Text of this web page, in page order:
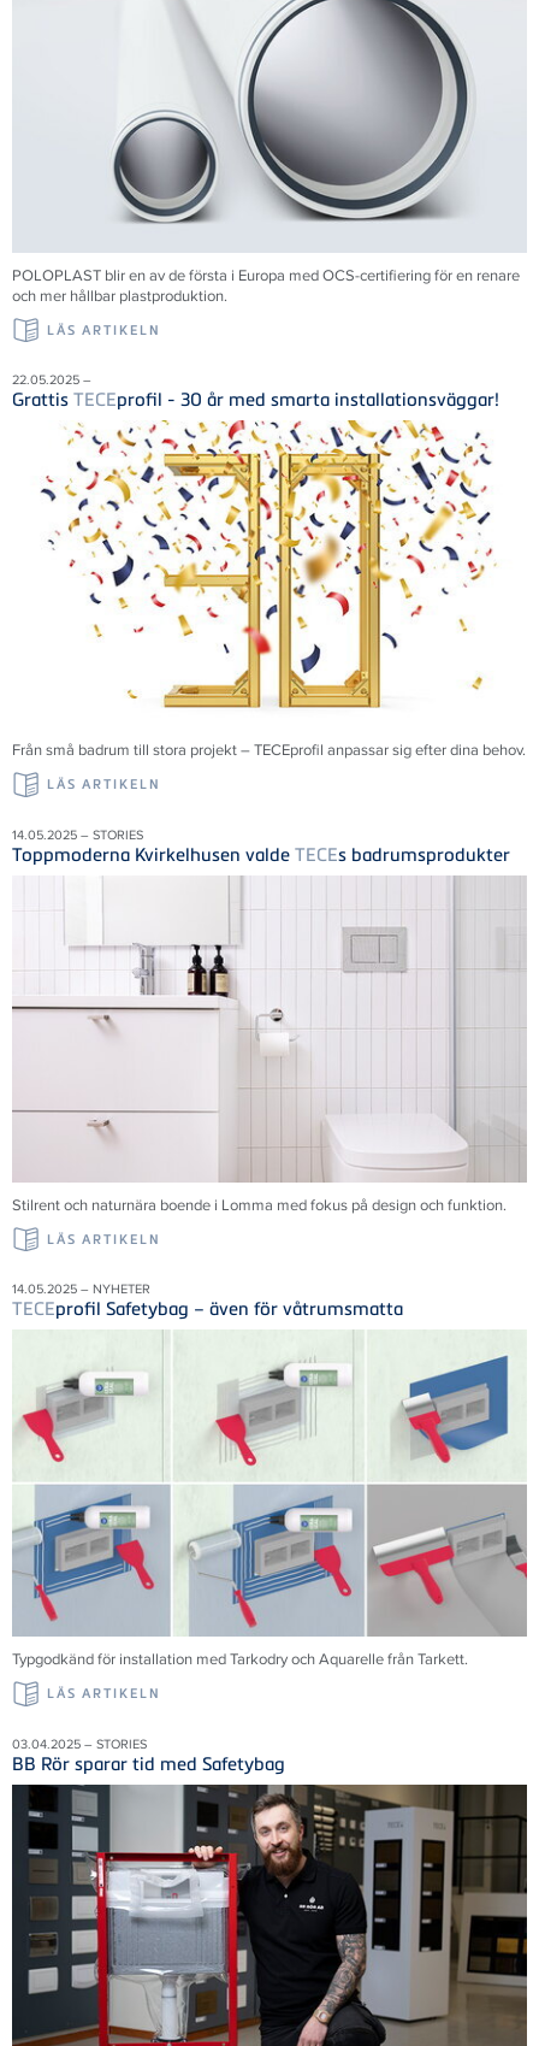
POLOPLAST blir en av de första i Europa med OCS-certifiering för en renare
och mer hållbar plastproduktion.
LÄS ARTIKELN
22.05.2025 –
Grattis TECEprofil - 30 år med smarta installationsväggar!
Från små badrum till stora projekt – TECEprofil anpassar sig efter dina behov.
LÄS ARTIKELN
14.05.2025 – STORIES
Toppmoderna Kvirkelhusen valde TECEs badrumsprodukter
Stilrent och naturnära boende i Lomma med fokus på design och funktion.
LÄS ARTIKELN
14.05.2025 – NYHETER
TECEprofil Safetybag – även för våtrumsmatta
Typgodkänd för installation med Tarkodry och Aquarelle från Tarkett.
LÄS ARTIKELN
03.04.2025 – STORIES
BB Rör sparar tid med Safetybag